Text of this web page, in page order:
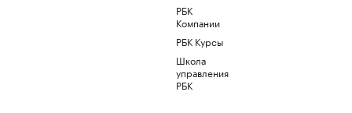
РБК
Компании
РБК Курсы
Школа
управления
РБК